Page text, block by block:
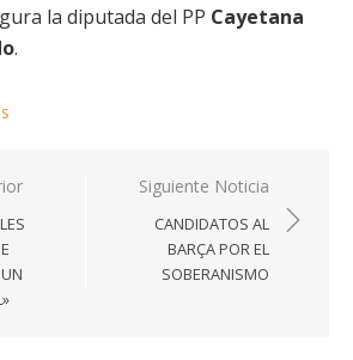
la diputada del PP Cayetana
.
Siguiente Noticia
CANDIDATOS AL
BARÇA POR EL
SOBERANISMO